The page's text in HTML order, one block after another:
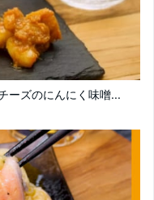
ーズのにんにく味噌...